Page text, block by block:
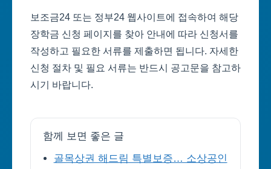
보조금24 또는 정부24 웹사이트에 접속하여 해당
장학금 신청 페이지를 찾아 안내에 따라 신청서를
작성하고 필요한 서류를 제출하면 됩니다. 자세한
신청 절차 및 필요 서류는 반드시 공고문을 참고하
시기 바랍니다.
함께 보면 좋은 글
골목상권 해드림 특별보증… 소상공인